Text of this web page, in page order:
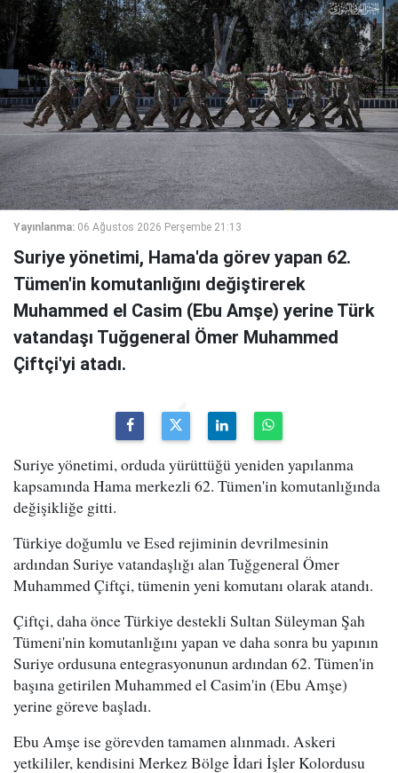
Yayınlanma: 06 Ağustos 2026 Perşembe 21:13
Suriye yönetimi, Hama'da görev yapan 62.
Tümen'in komutanlığını değiştirerek
Muhammed el Casim (Ebu Amşe) yerine Türk
vatandaşı Tuğgeneral Ömer Muhammed
Çiftçi'yi atadı.
Suriye yönetimi, orduda yürüttüğü yeniden yapılanma
kapsamında Hama merkezli 62. Tümen'in komutanlığında
değişikliğe gitti.
Türkiye doğumlu ve Esed rejiminin devrilmesinin
ardından Suriye vatandaşlığı alan Tuğgeneral Ömer
Muhammed Çiftçi, tümenin yeni komutanı olarak atandı.
Çiftçi, daha önce Türkiye destekli Sultan Süleyman Şah
Tümeni'nin komutanlığını yapan ve daha sonra bu yapının
Suriye ordusuna entegrasyonunun ardından 62. Tümen'in
başına getirilen Muhammed el Casim'in (Ebu Amşe)
yerine göreve başladı.
Ebu Amşe ise görevden tamamen alınmadı. Askeri
yetkililer, kendisini Merkez Bölge İdari İşler Kolordusu